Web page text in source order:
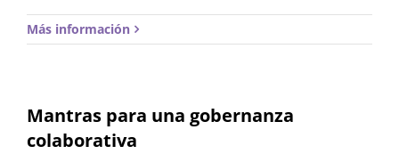
Más información
Mantras para una gobernanza
colaborativa